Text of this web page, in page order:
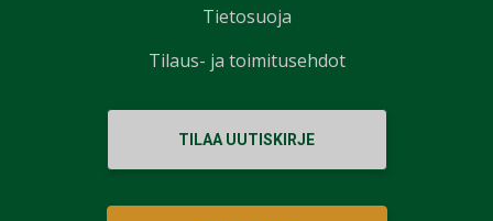
TILAA UUTISKIRJE
Tietosuoja
Tilaus- ja toimitusehdot